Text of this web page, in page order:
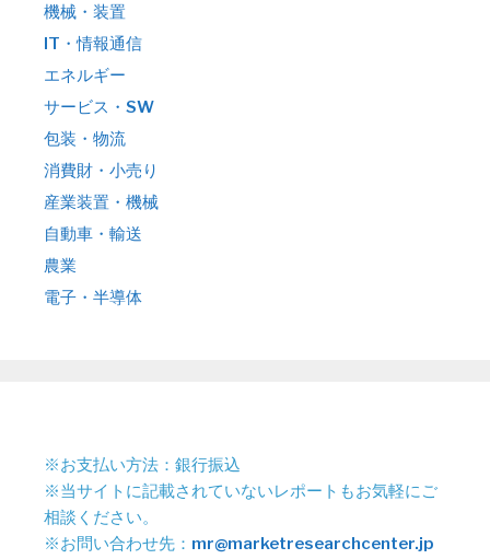
機械・装置
IT・情報通信
エネルギー
サービス・SW
包装・物流
消費財・小売り
産業装置・機械
自動車・輸送
農業
電子・半導体
※お支払い方法：銀行振込
※当サイトに記載されていないレポートもお気軽にご
相談ください。
※お問い合わせ先： mr@marketresearchcenter.jp